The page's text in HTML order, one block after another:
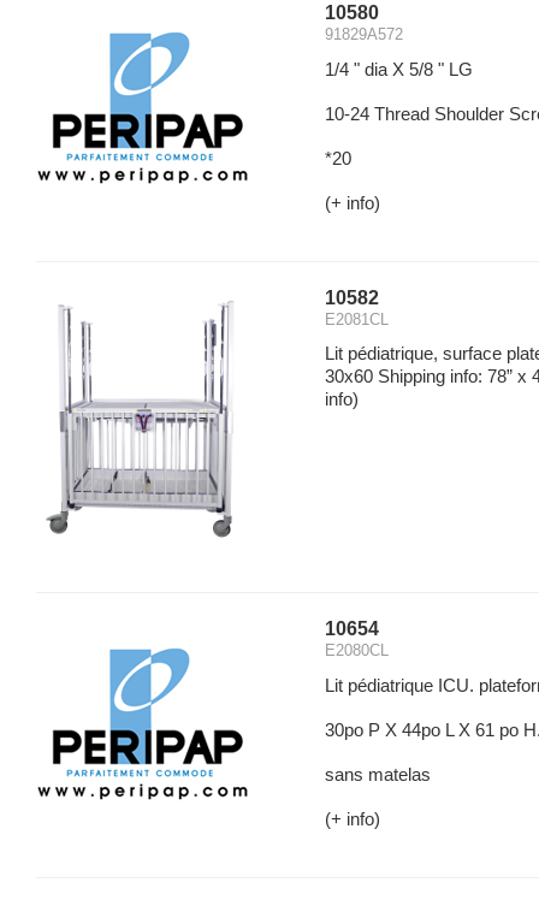
10580
91829A572
1/4 " dia X 5/8 " LG
10-24 Thread Shoulder
*20
(+ info)
10582
E2081CL
Lit pédiatrique, surface
30x60 Shipping info: 78” x
info)
10654
E2080CL
Lit pédiatrique ICU.
30po P X 44po L X 61 po
sans matelas
(+ info)